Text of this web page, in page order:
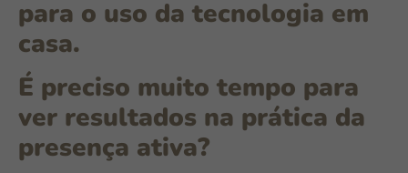
para o uso da tecnologia em
casa.
É preciso muito tempo para
ver resultados na prática da
presença ativa?